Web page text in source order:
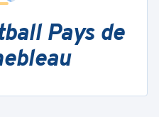
Pays de